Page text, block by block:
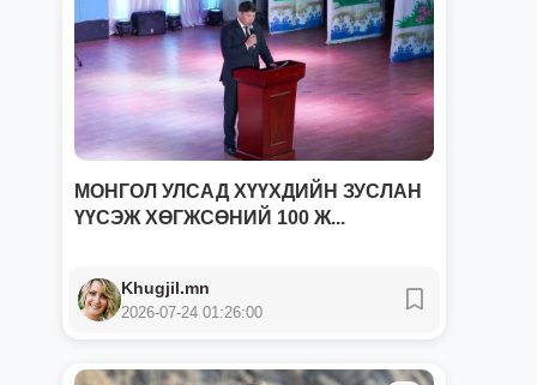
МОНГОЛ УЛСАД ХҮҮХДИЙН ЗУСЛАН
ҮҮСЭЖ ХӨГЖСӨНИЙ 100 Ж...
Khugjil.mn
2026-07-24 01:26:00